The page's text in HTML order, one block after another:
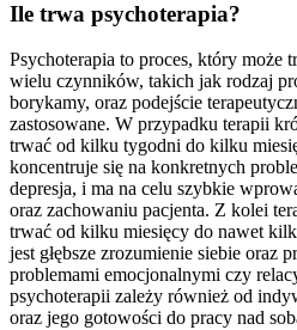
Ile trwa psychoterapia?
Psychoterapia to proces, który może
wielu czynników, takich jak rodzaj
borykamy, oraz podejście
zastosowane. W przypadku terapii
trwać od kilku tygodni do kilku
koncentruje się na konkretnych
depresja, i ma na celu szybkie
oraz zachowaniu pacjenta. Z kolei
trwać od kilku miesięcy do nawet
jest głębsze zrozumienie siebie oraz
problemami emocjonalnymi czy
psychoterapii zależy również od
oraz jego gotowości do pracy nad